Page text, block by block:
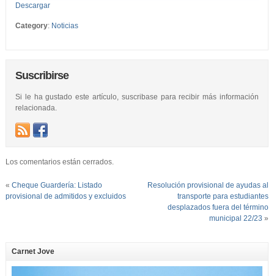
Descargar
Category: Noticias
Suscribirse
Si le ha gustado este artículo, suscribase para recibir más información
relacionada.
Los comentarios están cerrados.
« Cheque Guardería: Listado
provisional de admitidos y excluidos
Resolución provisional de ayudas al
transporte para estudiantes
desplazados fuera del término
municipal 22/23 »
Carnet Jove